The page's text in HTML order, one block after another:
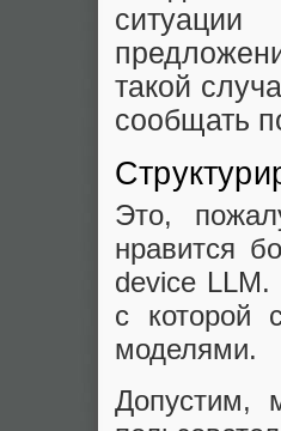
такой
сообщать
Это,
нравится
device
с которой
моделями.
Допустим,